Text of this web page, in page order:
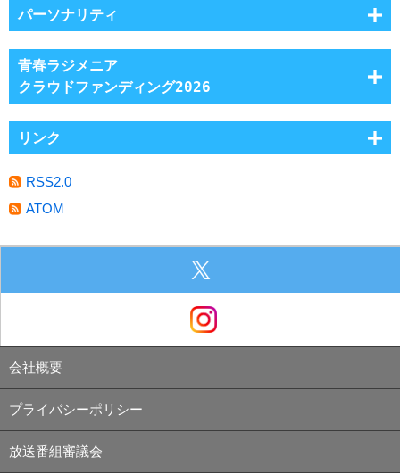
パーソナリティ
青春ラジメニア
クラウドファンディング2026
リンク
RSS2.0
ATOM
会社概要
プライバシーポリシー
放送番組審議会